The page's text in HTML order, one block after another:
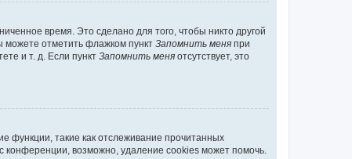
время. Это сделано для того, чтобы никто другой
можете отметить флажком пункт Запомнить меня при
и т. д. Если пункт Запомнить меня отсутствует, это
функции, такие как отслеживание прочитанных
возможно, удаление cookies может помочь.